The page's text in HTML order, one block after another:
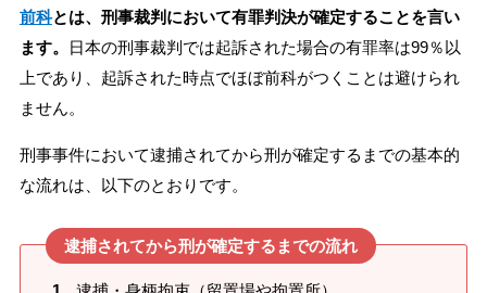
前科とは、刑事裁判において有罪判決が確定することを言い
ます。
日本の刑事裁判では起訴された場合の有罪率は99％以
上であり、起訴された時点でほぼ前科がつくことは避けられ
ません。
刑事事件において逮捕されてから刑が確定するまでの基本的
な流れは、以下のとおりです。
逮捕されてから刑が確定するまでの流れ